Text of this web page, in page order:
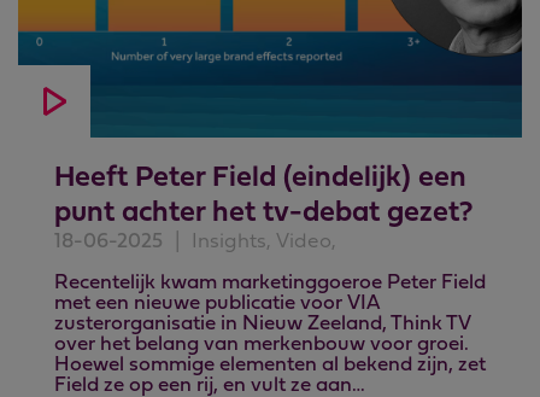
Heeft Peter Field (eindelijk) een
punt achter het tv-debat gezet?
18-06-2025
Insights, Video,
Recentelijk kwam marketinggoeroe Peter Field
met een nieuwe publicatie voor VIA
zusterorganisatie in Nieuw Zeeland, Think TV
over het belang van merkenbouw voor groei.
Hoewel sommige elementen al bekend zijn, zet
Field ze op een rij, en vult ze aan…